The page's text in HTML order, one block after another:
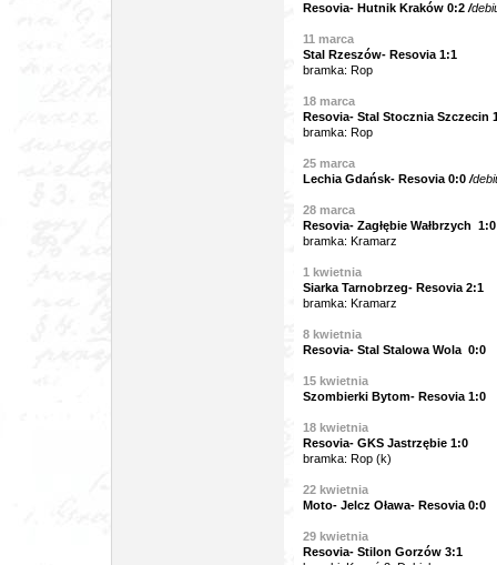
Resovia- Hutnik Kraków 0:2 /
11 marca
Stal Rzeszów- Resovia 1:1
bramka: Rop
18 marca
Resovia- Stal Stocznia Szczecin
bramka: Rop
25 marca
Lechia Gdańsk- Resovia 0:0 /
28 marca
Resovia- Zagłębie Wałbrzych 1:0
bramka: Kramarz
1 kwietnia
Siarka Tarnobrzeg- Resovia 2:1
bramka: Kramarz
8 kwietnia
Resovia- Stal Stalowa Wola 0:0
15 kwietnia
Szombierki Bytom- Resovia 1:0
18 kwietnia
Resovia- GKS Jastrzębie 1:0
bramka: Rop (k)
22 kwietnia
Moto- Jelcz Oława- Resovia 0:0
29 kwietnia
Resovia- Stilon Gorzów 3:1